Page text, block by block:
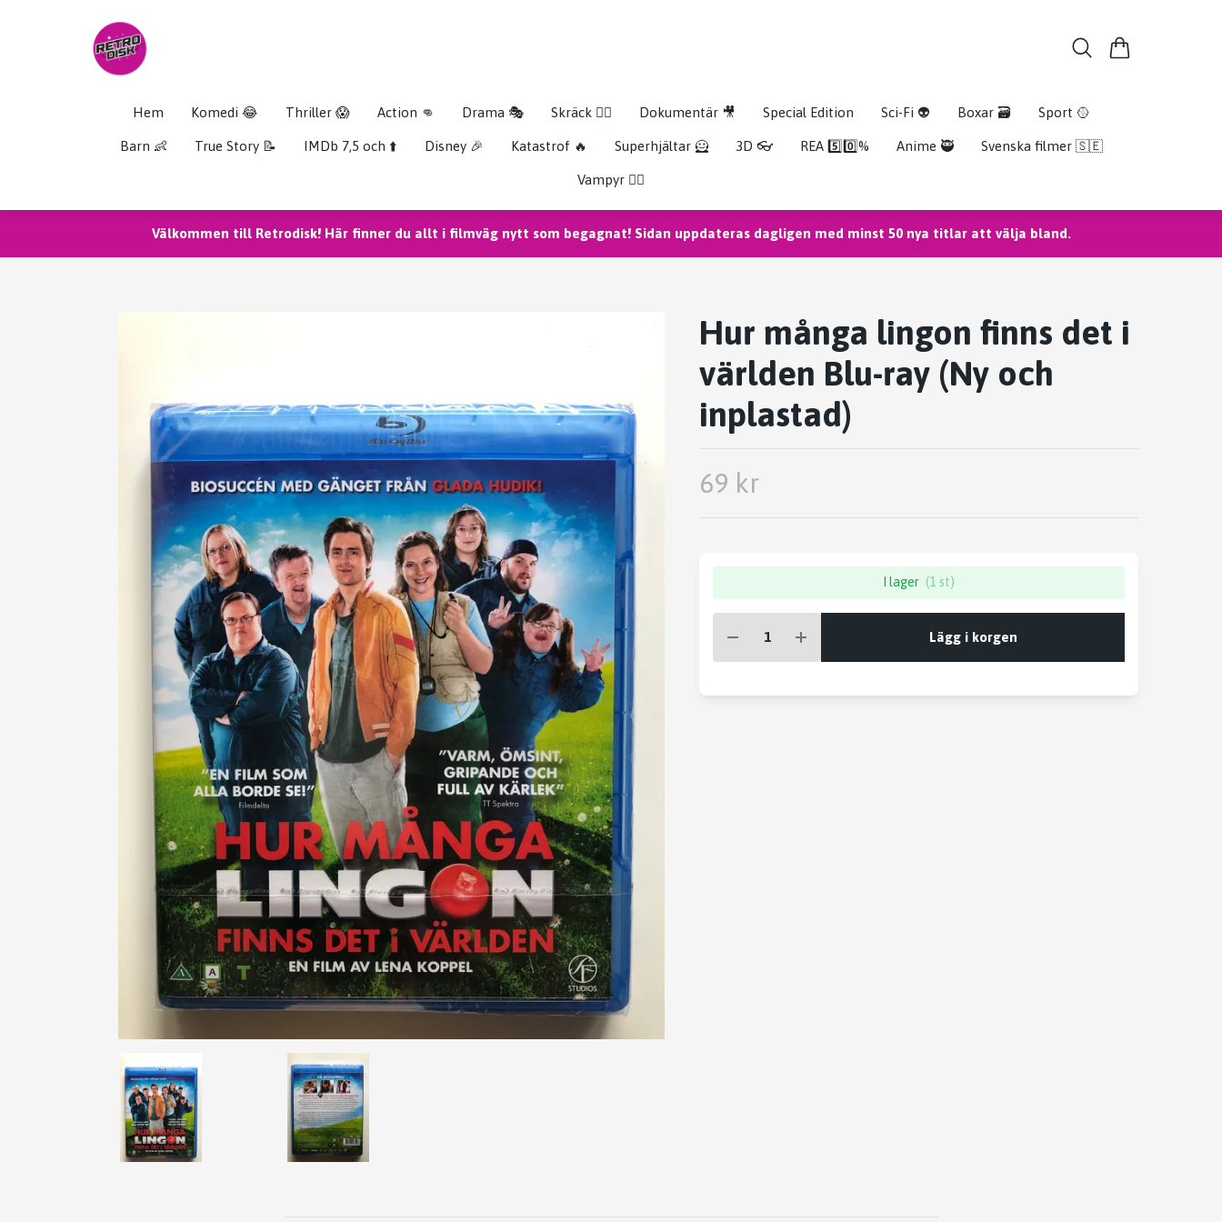
Hem Komedi 😂 Thriller 😱 Action 👊 Drama 🎭 Skräck 🧟‍♂️ Dokumentär 🎥 Special Edition Sci-Fi 👽 Boxar 🗃️ Sport 🥎
Barn 👶 True Story 📝 IMDb 7,5 och ⬆️ Disney 🎉 Katastrof 🔥 Superhjältar 🦸 3D 👓 REA 5️⃣0️⃣% Anime 🥷 Svenska filmer 🇸🇪
Vampyr 🧛‍♀️
Välkommen till Retrodisk! Här finner du allt i filmväg nytt som begagnat! Sidan uppdateras dagligen med minst 50 nya titlar att välja bland.
Hur många lingon finns det i
världen Blu-ray (Ny och
inplastad)
69 kr
I lager (1 st)
Lägg i korgen